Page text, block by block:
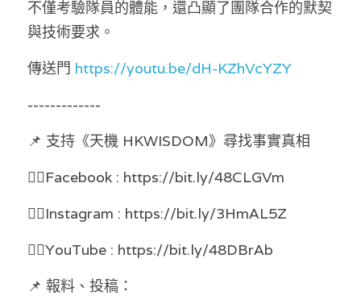
龔靜儀大律師專欄
陳貴春大律師專欄
羅浚軒專欄
汪明欣專欄
不僅考驗隊員的體能，還凸顯了團隊合作的默契
與技術要求。
傳送門 https://youtu.be/dH-KZhVcYZY
-------------
📌 支持《天機 HKWISDOM》尋找事實真相
👉🏻Facebook : https://bit.ly/48CLGVm
👉🏻Instagram : https://bit.ly/3HmAL5Z
👉🏻YouTube : https://bit.ly/48DBrAb
📌 報料、投稿：